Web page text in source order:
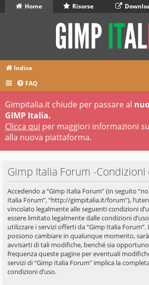
Home Risorse
Indice
FAQ
Gimpitalia.it chiude per passare al
GIMP Italia.
Clicca qui per maggiori informazioni
alla nuova piattaforma.
Gimp Italia Forum -Condizioni
Accedendo a “Gimp Italia Forum” (in seguito
Italia Forum”, “http://gimpitalia.it/forum”),
vincolato legalmente alle seguenti condizioni
essere limitato legalmente dalle condizioni
utilizzare i servizi offerti da “Gimp Italia Forum”.
possono cambiare in qualunque momento,
avvisarti di tali modifiche, benché sia
frequenza queste pagine per eventuali
servizi di “Gimp Italia Forum” implica la
condizioni d’uso.